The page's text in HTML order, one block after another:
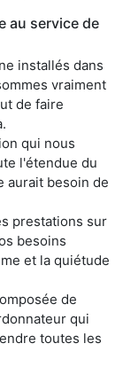
au service de
installés dans
vraiment
de faire
qui nous
l'étendue du
aurait besoin de
prestations sur
besoins
et la quiétude
de
qui
toutes les